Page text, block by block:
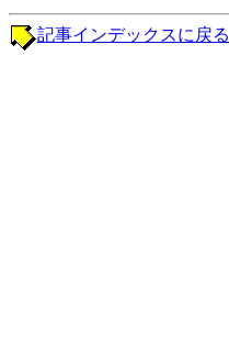
記事インデックスに戻る